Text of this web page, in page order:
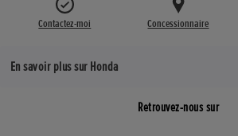
Contactez-moi Concessionnaire
En savoir plus sur Honda
Retrouvez-nous sur